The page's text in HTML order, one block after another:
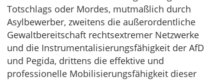
Totschlags oder Mordes, mutmaßlich durch
Asylbewerber, zweitens die außerordentliche
Gewaltbereitschaft rechtsextremer Netzwerke
und die Instrumentalisierungsfähigkeit der AfD
und Pegida, drittens die effektive und
professionelle Mobilisierungsfähigkeit dieser